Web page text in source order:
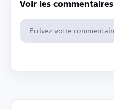
Voir les commentaires